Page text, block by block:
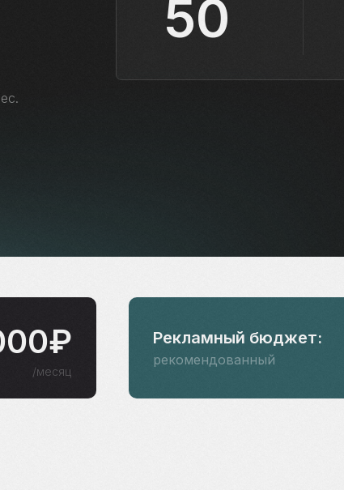
50
/месяц
Рекламный бюджет:
рекомендованный